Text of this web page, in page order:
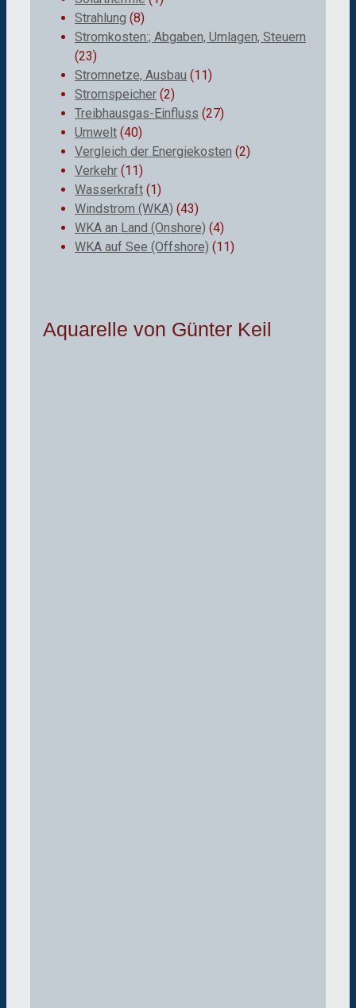
Strahlung (8)
Stromkosten:; Abgaben, Umlagen, Steuern
(23)
Stromnetze, Ausbau (11)
Stromspeicher (2)
Treibhausgas-Einfluss (27)
Umwelt (40)
Vergleich der Energiekosten (2)
Verkehr (11)
Wasserkraft (1)
Windstrom (WKA) (43)
WKA an Land (Onshore) (4)
WKA auf See (Offshore) (11)
Aquarelle von Günter Keil